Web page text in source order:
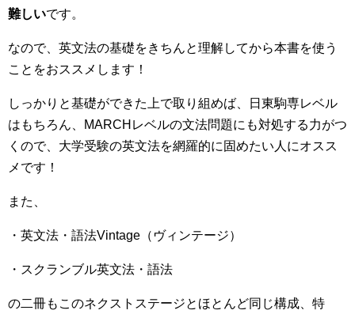
難しいです。
なので、英文法の基礎をきちんと理解してから本書を使う
ことをおススメします！
しっかりと基礎ができた上で取り組めば、日東駒専レベル
はもちろん、MARCHレベルの文法問題にも対処する力がつ
くので、大学受験の英文法を網羅的に固めたい人にオスス
メです！
また、
・英文法・語法Vintage（ヴィンテージ）
・スクランブル英文法・語法
の二冊もこのネクストステージとほとんど同じ構成、特